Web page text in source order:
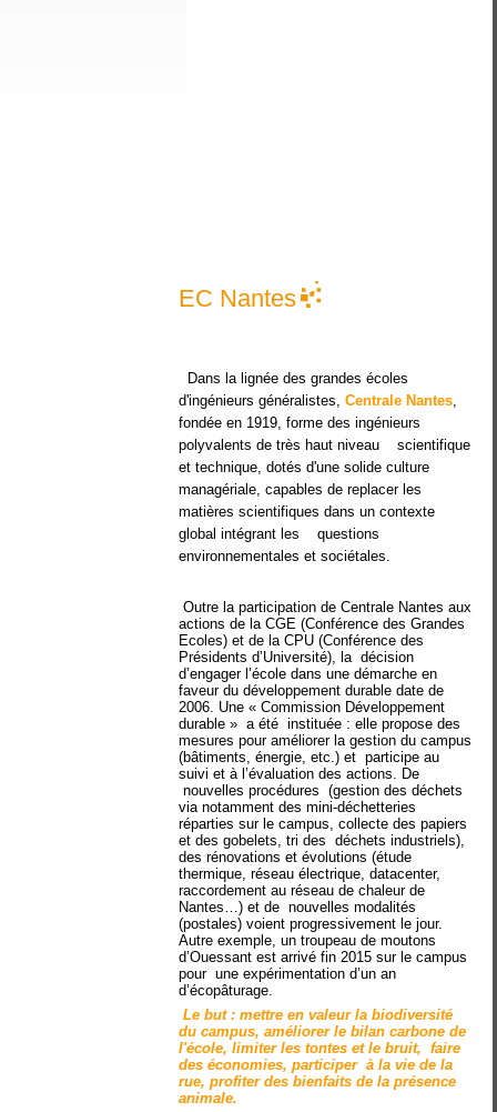
EC Nantes
Dans la lignée des grandesécoles
d'ingénieurs généralistes,Centrale Nantes,
fondée en 1919, forme des ingénieurs
polyvalents de très haut niveau scientifique
et technique, dotés d'une solide culture
managériale, capables de replacer les
matières scientifiques dans un contexte
global intégrant les questions
environnementales et sociétales.
Outre la participation de Centrale Nantes aux
actions de la CGE (Conférence des Grandes
Ecoles) et de la CPU (Conférence des
Présidents d’Université), la décision
d’engager l’école dans une démarche en
faveur du développement durable date de
2006. Une « Commission Développement
durable » a été instituée : elle propose des
mesures pour améliorer la gestion du campus
(bâtiments, énergie, etc.) et participe au
suivi et à l’évaluation des actions. De
nouvelles procédures (gestion des déchets
via notamment des mini-déchetteries
réparties sur le campus, collecte des papiers
et des gobelets, tri des déchets industriels),
des rénovations et évolutions (étude
thermique, réseau électrique, datacenter,
raccordement au réseau de chaleur de
Nantes…) et de nouvelles modalités
(postales) voient progressivement le jour.
Autre exemple, un troupeau de moutons
d’Ouessant est arrivé fin 2015 sur le campus
pour une expérimentation d’un an
d’écopâturage.
Le but : mettre en valeur la biodiversité
du campus, améliorer le bilan carbone de
l'école, limiter les tontes et le bruit, faire
des économies, participer à la vie de la
rue, profiter des bienfaits de la présence
animale.